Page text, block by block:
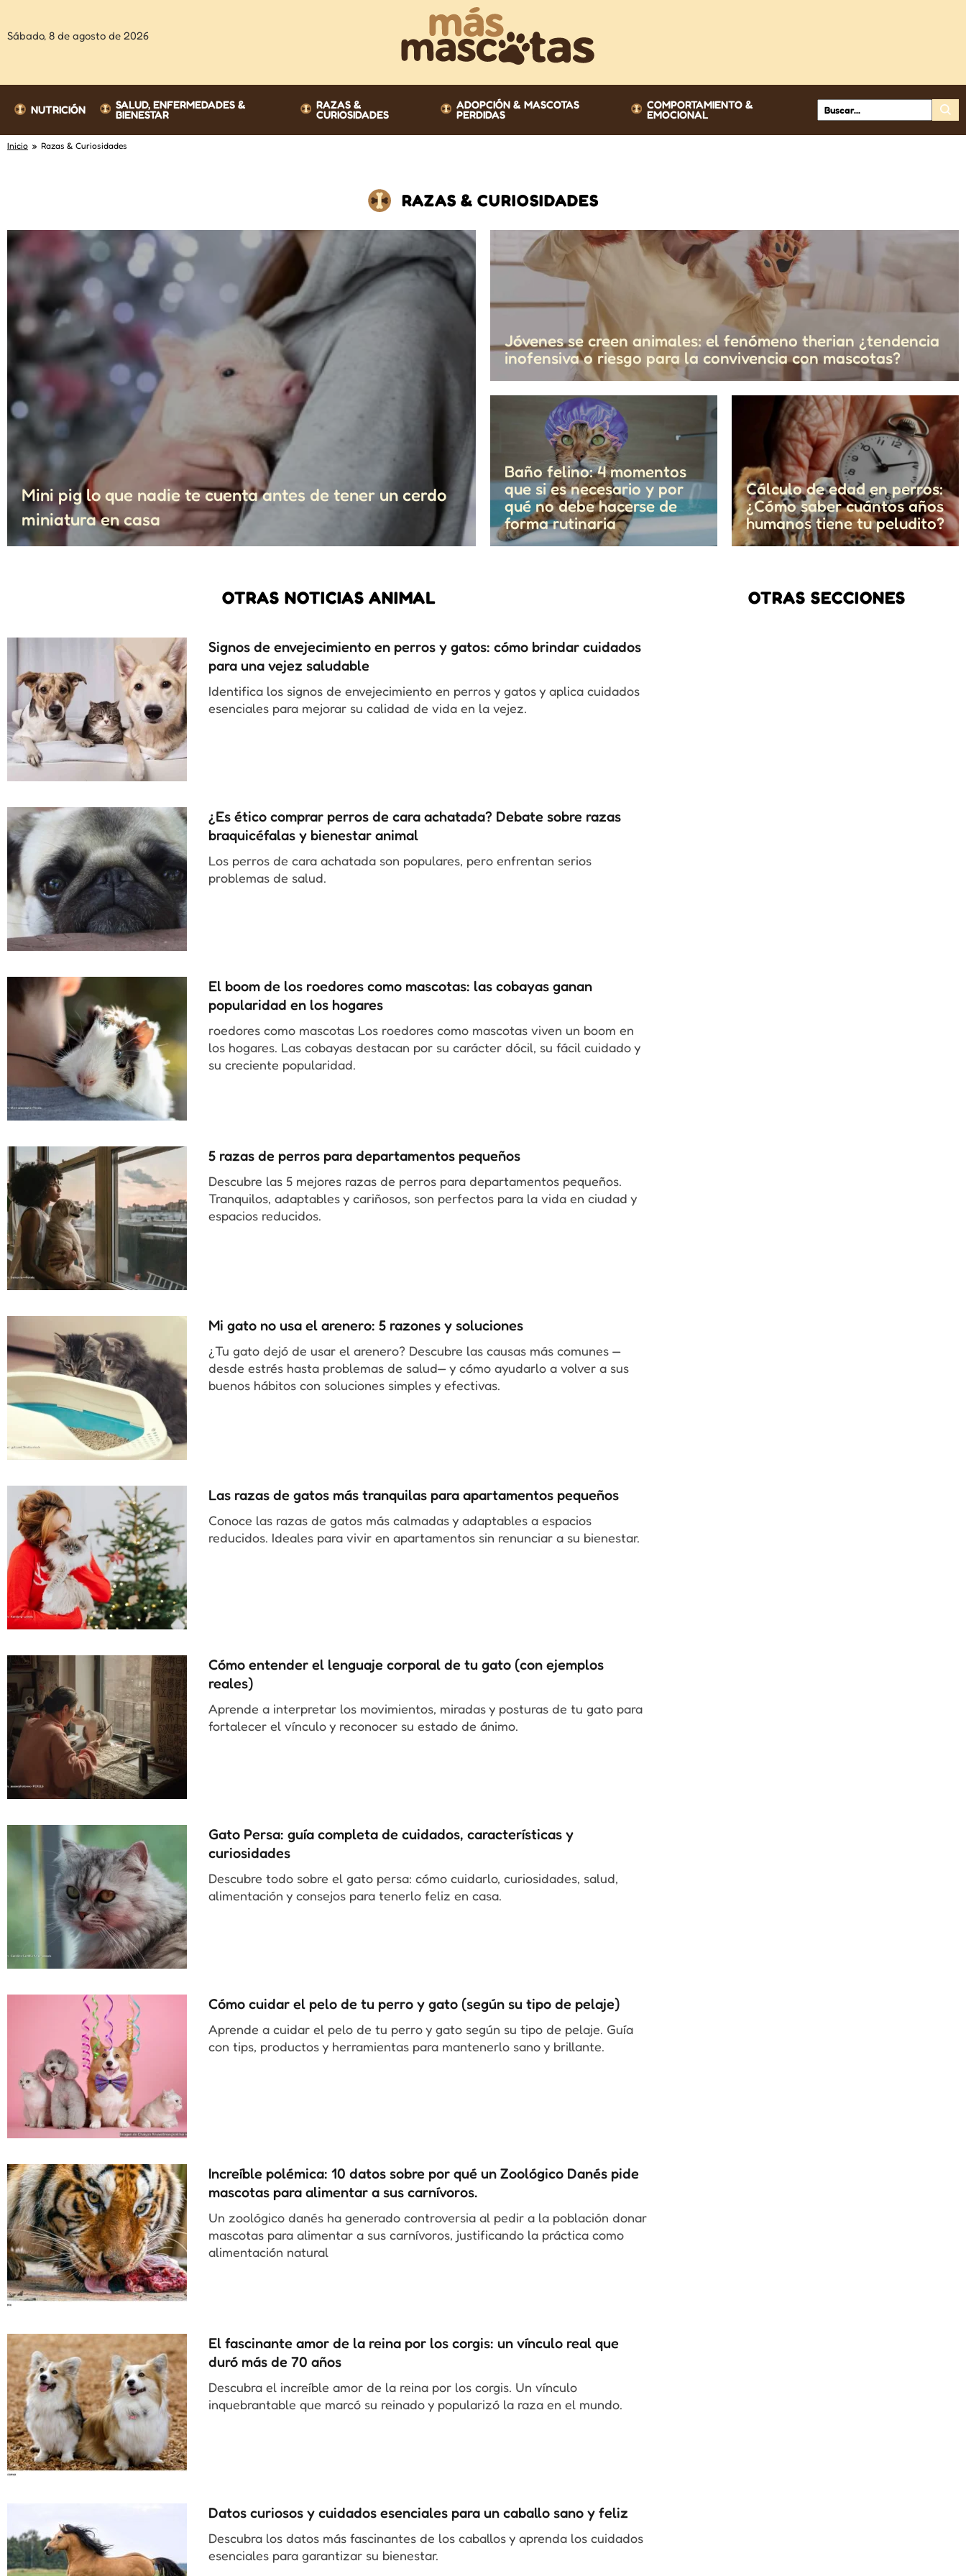
Sábado, 8 de agosto de 2026
NUTRICIÓN SALUD, ENFERMEDADES &
BIENESTAR
RAZAS &
CURIOSIDADES
ADOPCIÓN & MASCOTAS
PERDIDAS
COMPORTAMIENTO &
EMOCIONAL
Inicio » Razas & Curiosidades
RAZAS & CURIOSIDADES
Mini pig lo que nadie te cuenta antes de tener un cerdo
miniatura en casa
Jóvenes se creen animales: el fenómeno therian ¿tendencia
inofensiva o riesgo para la convivencia con mascotas?
Baño felino: 4 momentos
que si es necesario y por
qué no debe hacerse de
forma rutinaria
Cálculo de edad en perros:
¿Cómo saber cuántos años
humanos tiene tu peludito?
OTRAS NOTICIAS ANIMAL
Signos de envejecimiento en perros y gatos: cómo brindar cuidados
para una vejez saludable
Identifica los signos de envejecimiento en perros y gatos y aplica cuidados
esenciales para mejorar su calidad de vida en la vejez.
¿Es ético comprar perros de cara achatada? Debate sobre razas
braquicéfalas y bienestar animal
Los perros de cara achatada son populares, pero enfrentan serios
problemas de salud.
El boom de los roedores como mascotas: las cobayas ganan
popularidad en los hogares
roedores como mascotas Los roedores como mascotas viven un boom en
los hogares. Las cobayas destacan por su carácter dócil, su fácil cuidado y
su creciente popularidad.
5 razas de perros para departamentos pequeños
Descubre las 5 mejores razas de perros para departamentos pequeños.
Tranquilos, adaptables y cariñosos, son perfectos para la vida en ciudad y
espacios reducidos.
Mi gato no usa el arenero: 5 razones y soluciones
¿Tu gato dejó de usar el arenero? Descubre las causas más comunes —
desde estrés hasta problemas de salud— y cómo ayudarlo a volver a sus
buenos hábitos con soluciones simples y efectivas.
Las razas de gatos más tranquilas para apartamentos pequeños
Conoce las razas de gatos más calmadas y adaptables a espacios
reducidos. Ideales para vivir en apartamentos sin renunciar a su bienestar.
Cómo entender el lenguaje corporal de tu gato (con ejemplos
reales)
Aprende a interpretar los movimientos, miradas y posturas de tu gato para
fortalecer el vínculo y reconocer su estado de ánimo.
Gato Persa: guía completa de cuidados, características y
curiosidades
Descubre todo sobre el gato persa: cómo cuidarlo, curiosidades, salud,
alimentación y consejos para tenerlo feliz en casa.
Cómo cuidar el pelo de tu perro y gato (según su tipo de pelaje)
Aprende a cuidar el pelo de tu perro y gato según su tipo de pelaje. Guía
con tips, productos y herramientas para mantenerlo sano y brillante.
Increíble polémica: 10 datos sobre por qué un Zoológico Danés pide
mascotas para alimentar a sus carnívoros.
Un zoológico danés ha generado controversia al pedir a la población donar
mascotas para alimentar a sus carnívoros, justificando la práctica como
alimentación natural
El fascinante amor de la reina por los corgis: un vínculo real que
duró más de 70 años
Descubra el increíble amor de la reina por los corgis. Un vínculo
inquebrantable que marcó su reinado y popularizó la raza en el mundo.
Datos curiosos y cuidados esenciales para un caballo sano y feliz
Descubra los datos más fascinantes de los caballos y aprenda los cuidados
esenciales para garantizar su bienestar.
OTRAS SECCIONES